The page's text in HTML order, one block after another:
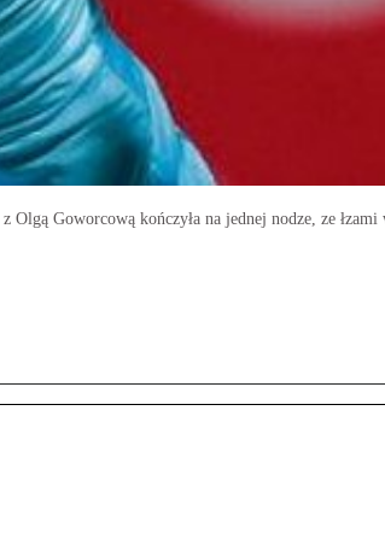
Olgą Goworcową kończyła na jednej nodze, ze